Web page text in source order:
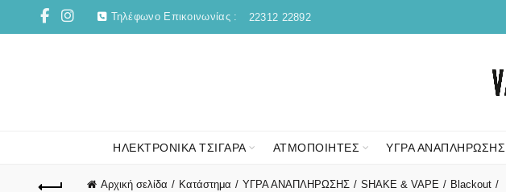
Τηλέφωνο Επικοινωνίας : 22312 22892
ΗΛΕΚΤΡΟΝΙΚΑ ΤΣΙΓΑΡΑ ΑΤΜΟΠΟΙΗΤΕΣ ΥΓΡΑ ΑΝΑΠΛΗΡΩΣΗΣ
Αρχική σελίδα Κατάστημα ΥΓΡΑ ΑΝΑΠΛΗΡΩΣΗΣ SHAKE & VAPE Blackout